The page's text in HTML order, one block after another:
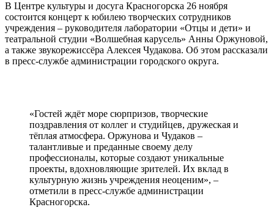
В Центре культуры и досуга Красногорска 26 ноября
состоится концерт к юбилею творческих сотрудников
учреждения – руководителя лаборатории «Отцы и дети» и
театральной студии «Волшебная карусель» Анны Оржуновой,
а также звукорежиссёра Алексея Чудакова. Об этом рассказали
в пресс-службе администрации городского округа.
«Гостей ждёт море сюрпризов, творческие
поздравления от коллег и студийцев, дружеская и
тёплая атмосфера. Оржунова и Чудаков –
талантливые и преданные своему делу
профессионалы, которые создают уникальные
проекты, вдохновляющие зрителей. Их вклад в
культурную жизнь учреждения неоценим», –
отметили в пресс-службе администрации
Красногорска.